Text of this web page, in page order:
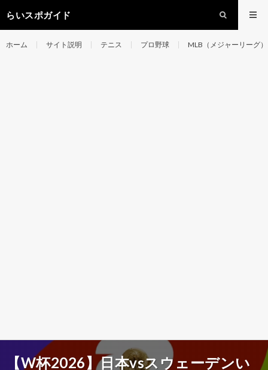
らいスポガイド
ホーム サイト説明 テニス プロ野球 MLB（メジャーリーグ）
【W杯2026】日本vsスウェーデンい